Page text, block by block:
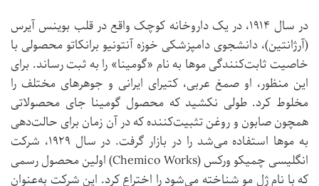
در سال ۱۹۱۴، در یک داروخانه کوچک واقع در قلب بوینس آیرس
(آرژانتین)، دانشجوی دامپزشکی خوزه آنتونیو برانکاتو محصولی با
خاصیت ثابت‌کنندگی موها به نام «گومینا» را به ثبت رساند. برای
این منظور، او صمغ عربی، کتیرای ایرانی و جوهرهای مختلف را
مخلوط کرد. طولی نکشید که محصول گومینا جای محصولاتی
همچون صابون و روغن تثبیت‌کننده که در آن زمان برای حالت‌دهی
به موها استفاده می‎‌شد را در بازار گرفت. در سال ۱۹۲۹، شرکت
انگلیسی چمیکو ورکس (Chemico Works) اولین محصول رسمی
که با نام ژل مو شناخته می‌شود را اختراع کرد. این شرکت به‌عنوان